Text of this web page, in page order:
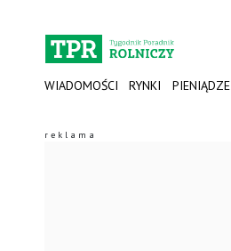
WIADOMOŚCI RYNKI PIENIĄDZE